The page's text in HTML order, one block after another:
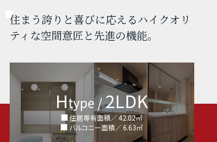
住まう誇りと喜びに応えるハイクオリ
ティな空間意匠と先進の機能。
Htype /2LDK
住居専有面積／ 42.02㎡
バルコニー面積／ 6.63㎡